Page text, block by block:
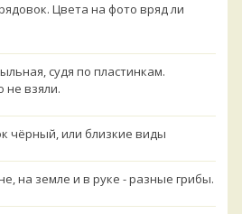
Цвета на фото вряд ли
судя по пластинкам.
не взяли.
чёрный, или близкие виды
на земле и в руке - разные грибы.